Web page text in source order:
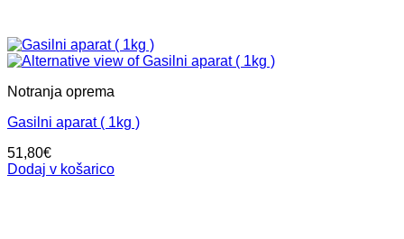
Notranja oprema
Gasilni aparat ( 1kg )
51,80€
Dodaj v košarico